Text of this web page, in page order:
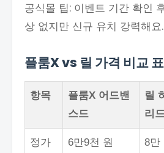
공식몰 팁: 이벤트 기간 확인
상 없지만 신규 유치 강력해요.
플룸X vs 릴 가격 비교 표
항목
플룸X 어드밴
스드
릴
리
정가 6만9천 원 8만